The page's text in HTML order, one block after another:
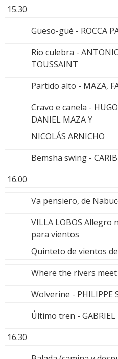
15.30
Güeso-güé - ROCCA
Rio culebra -
TOUSSAINT
Partido alto - MAZA,
Cravo e canela -
DANIEL MAZA Y
NICOLÁS ARNICHO
Bemsha swing -
16.00
Va pensiero, de
VILLA LOBOS
para vientos
Quinteto de vientos
Where the rivers meet
Wolverine - PHILIPPE
Último tren - GABRIEL
16.30